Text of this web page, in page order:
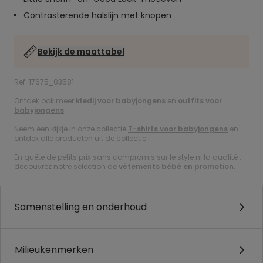
Contrasterende halslijn met knopen
Bekijk de maattabel
Ref. 17675_03581
Ontdek ook meer kledij voor babyjongens en outfits voor
babyjongens.
Neem een kijkje in onze collectie T-shirts voor babyjongens en
ontdek alle producten uit de collectie.
En quête de petits prix sans compromis sur le style ni la qualité :
découvrez notre sélection devêtements bébé en promotion.
Samenstelling en onderhoud
Milieukenmerken